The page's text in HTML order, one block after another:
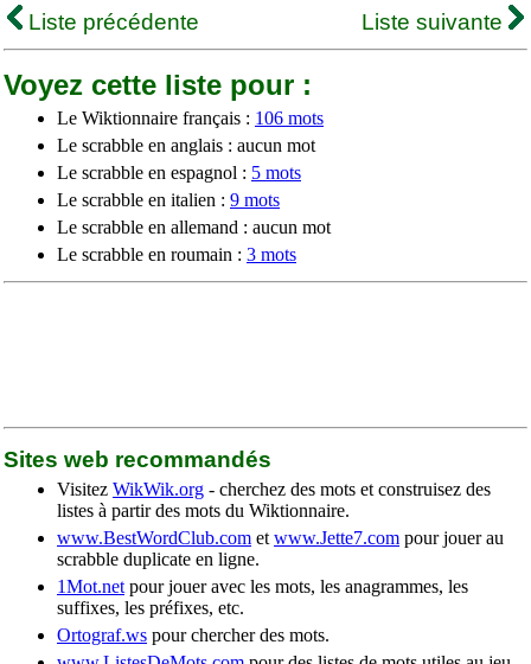
Liste précédente
Liste suivante
Voyez cette liste pour :
Le Wiktionnaire français : 106 mots
Le scrabble en anglais : aucun mot
Le scrabble en espagnol : 5 mots
Le scrabble en italien : 9 mots
Le scrabble en allemand : aucun mot
Le scrabble en roumain : 3 mots
Sites web recommandés
Visitez WikWik.org - cherchez des mots et construisez des
listes à partir des mots du Wiktionnaire.
www.BestWordClub.com et www.Jette7.com pour jouer au
scrabble duplicate en ligne.
1Mot.net pour jouer avec les mots, les anagrammes, les
suffixes, les préfixes, etc.
Ortograf.ws pour chercher des mots.